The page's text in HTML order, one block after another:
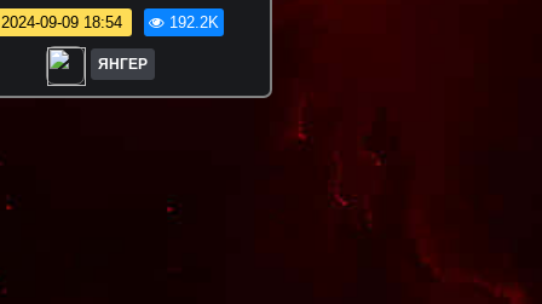
2024-09-09 18:54 192.2K
ЯНГЕР